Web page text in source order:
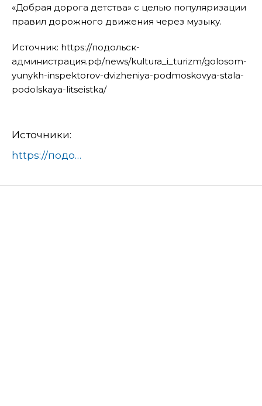
«Добрая дорога детства» с целью популяризации
правил дорожного движения через музыку.
Источник: https://подольск-
администрация.рф/news/kultura_i_turizm/golosom-
yunykh-inspektorov-dvizheniya-podmoskovya-stala-
podolskaya-litseistka/
Источники:
https://подольск-администрация.рф/news/kultura_i_turizm/golosom-yunykh-inspektorov-dvizheniya-podmoskovya-stala-podolskaya-litseistka/